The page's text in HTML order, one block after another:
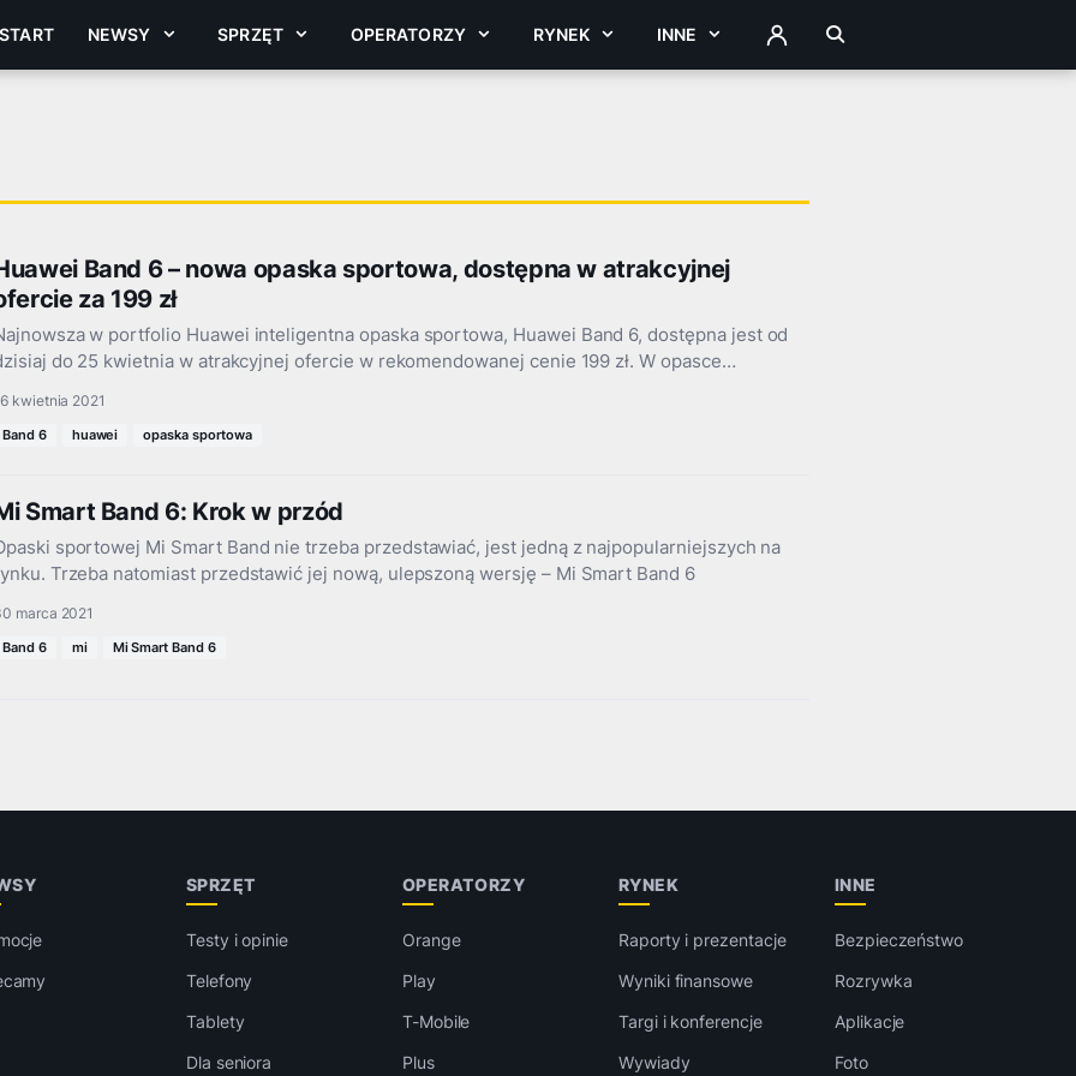
START NEWSY SPRZĘT OPERATORZY RYNEK INNE ZALOGUJ
Band 6 – nowa opaska sportowa, dostępna w atrakcyjnej
za 199 zł
w portfolio Huawei inteligentna opaska sportowa, Huawei Band 6, dostępna jest od
do 25 kwietnia w atrakcyjnej ofercie w rekomendowanej cenie 199 zł. W opasce…
kwietnia 2021
Band 6 huawei opaska sportowa
Smart Band 6: Krok w przód
sportowej Mi Smart Band nie trzeba przedstawiać, jest jedną z najpopularniejszych na
Trzeba natomiast przedstawić jej nową, ulepszoną wersję – Mi Smart Band 6
marca 2021
Band 6 mi Mi Smart Band 6
SPRZĘT
Testy i opinie
Telefony
Tablety
Dla seniora
OPERATORZY
Orange
Play
T-Mobile
Plus
RYNEK
Raporty i prezentacje
Wyniki finansowe
Targi i konferencje
Wywiady
INNE
Bezpieczeństwo
Rozrywka
Aplikacje
Foto